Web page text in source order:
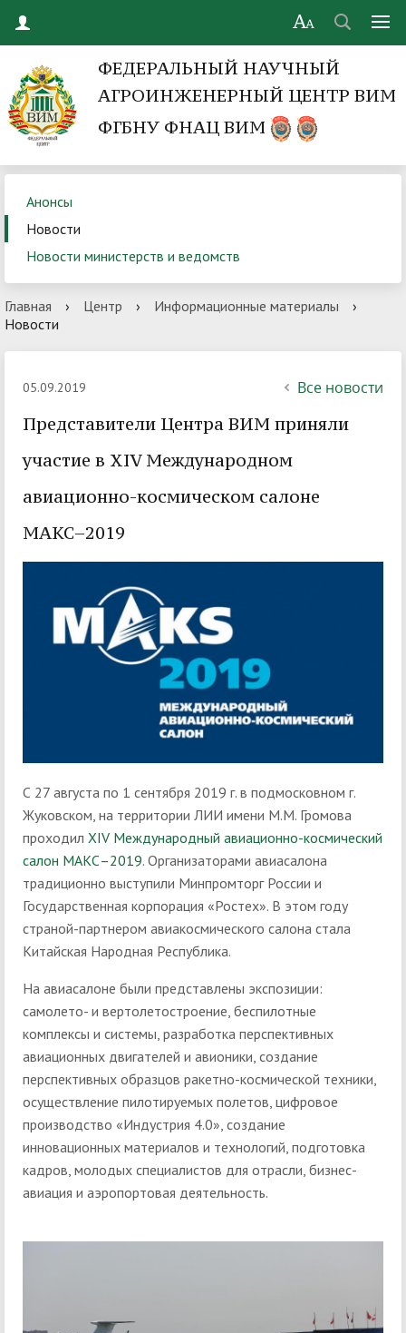
ФЕДЕРАЛЬНЫЙ НАУЧНЫЙ
АГРОИНЖЕНЕРНЫЙ ЦЕНТР ВИМ
ФГБНУ ФНАЦ ВИМ
Анонсы
Новости
Новости министерств и ведомств
Главная › Центр › Информационные материалы
›
Новости
05.09.2019 Все новости
Представители Центра ВИМ приняли
участие в XIV Международном
авиационно-космическом салоне
МАКС–2019
С 27 августа по 1 сентября 2019 г. в подмосковном г.
Жуковском, на территории ЛИИ имени М.М. Громова
проходил XIV Международный авиационно-космический
салон МАКС–2019. Организаторами авиасалона
традиционно выступили Минпромторг России и
Государственная корпорация «Ростех». В этом году
страной-партнером авиакосмического салона стала
Китайская Народная Республика.
На авиасалоне были представлены экспозиции:
самолето- и вертолетостроение, беспилотные
комплексы и системы, разработка перспективных
авиационных двигателей и авионики, создание
перспективных образцов ракетно-космической техники,
осуществление пилотируемых полетов, цифровое
производство «Индустрия 4.0», создание
инновационных материалов и технологий, подготовка
кадров, молодых специалистов для отрасли, бизнес-
авиация и аэропортовая деятельность.